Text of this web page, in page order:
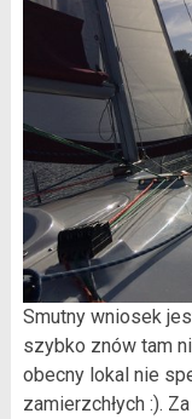
Smutny wniosek
szybko znów tam
obecny lokal nie
zamierzchłych :).